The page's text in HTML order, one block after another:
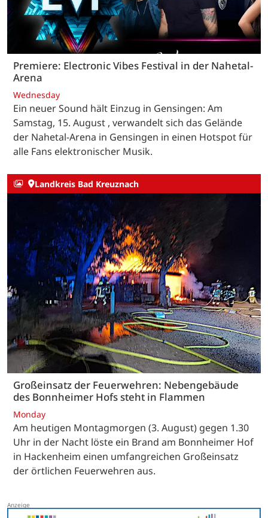
Premiere: Electronic Vibes Festival in der Nahetal-
Arena
Wednesday
Ein neuer Sound hält Einzug in Gensingen: Am
Samstag, 15. August , verwandelt sich das Gelände
der Nahetal-Arena in Gensingen in einen Hotspot für
alle Fans elektronischer Musik.
Landkreis Bad Kreuznach
Großeinsatz der Feuerwehren: Nebengebäude
des Bonnheimer Hofs steht in Flammen
Monday
Am heutigen Montagmorgen (3. August) gegen 1.30
Uhr in der Nacht löste ein Brand am Bonnheimer Hof
in Hackenheim einen umfangreichen Großeinsatz
der örtlichen Feuerwehren aus.